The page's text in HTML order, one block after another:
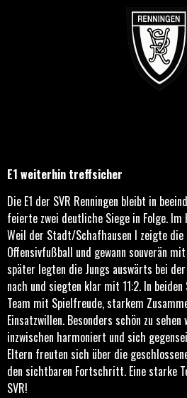
E1 weiterhin treffsicher
Die E1 der SVR Renningen bleibt in
feierte zwei deutliche Siege in Folge. Im
Weil der Stadt/Schafhausen I zeigte
Offensivfußball und gewann souverän
später legten die Jungs auswärts bei
nach und siegten klar mit 11:2. In beiden
Team mit Spielfreude, starkem
Einsatzwillen. Besonders schön zu
inzwischen harmoniert und sich
Eltern freuten sich über die
den sichtbaren Fortschritt. Eine starke
SVR!